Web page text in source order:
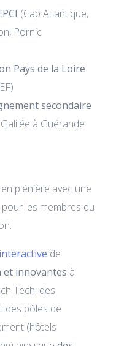
(Cap Atlantique,
Pornic
Pays de la Loire
secondaire
à Guérande
plénière avec une
les membres du
de
et innovantes à
Tech, des
des pôles de
(hôtels